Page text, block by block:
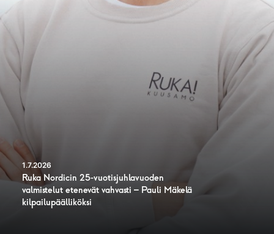
1.7.2026
Ruka Nordicin 25-vuotisjuhlavuoden
valmistelut etenevät vahvasti – Pauli Mäkelä
kilpailupäälliköksi